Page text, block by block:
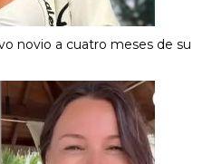
novio a cuatro meses de su